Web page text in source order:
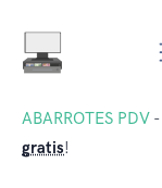
ABARROTES PDV -
gratis!